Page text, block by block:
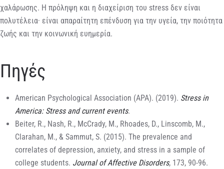
χαλάρωσης. Η πρόληψη και η διαχείριση του stress δεν είναι
πολυτέλεια· είναι απαραίτητη επένδυση για την υγεία, την ποιότητα
ζωής και την κοινωνική ευημερία.
Πηγές
American Psychological Association (APA). (2019). Stress in
America: Stress and current events.
Beiter, R., Nash, R., McCrady, M., Rhoades, D., Linscomb, M.,
Clarahan, M., & Sammut, S. (2015). The prevalence and
correlates of depression, anxiety, and stress in a sample of
college students. Journal of Affective Disorders, 173, 90-96.